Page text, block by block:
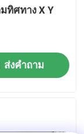
ทิศทาง X Y
ส่งคำถาม